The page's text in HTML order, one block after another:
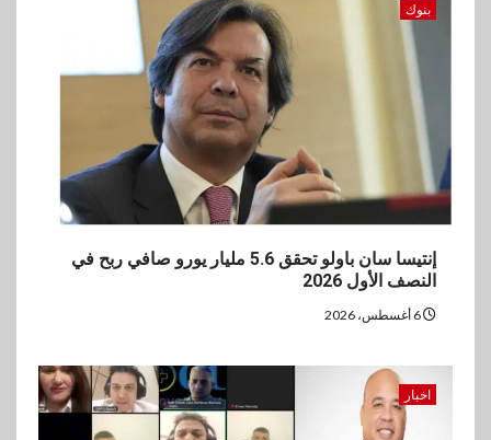
بنوك
إنتيسا سان باولو تحقق 5.6 مليار يورو صافي ربح في
النصف الأول 2026
اخبار